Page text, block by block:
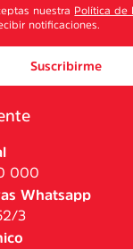
nuestra Política de
notificaciones.
Suscribirme
000
Whatsapp
3